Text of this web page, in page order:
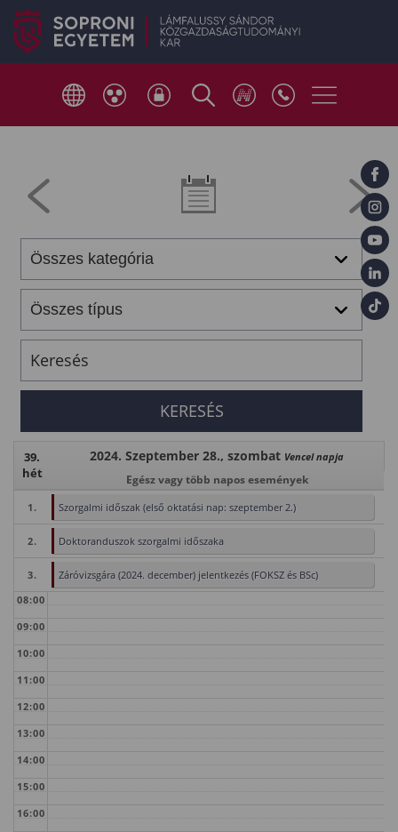
39.
hét
2024. Szeptember 28., szombat Vencel napja
Egész vagy több napos események
1. Szorgalmi időszak (első oktatási nap: szeptember 2.)
2. Doktoranduszok szorgalmi időszaka
3.
Záróvizsgára (2024. december) jelentkezés (FOKSZ és BSc)
08:00
09:00
10:00
11:00
12:00
13:00
14:00
15:00
16:00